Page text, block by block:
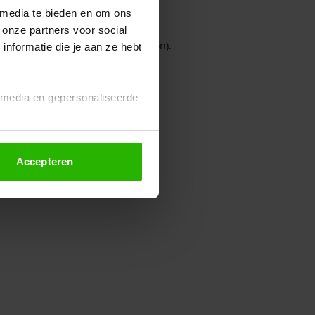
te bieden en om ons
partners voor social
die je aan ze hebt
en gepersonaliseerde
altijd wijzigen of
Accepteren
console for more information).